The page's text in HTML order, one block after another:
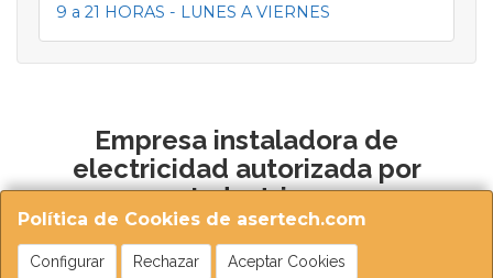
Política de Cookies de asertech.com
Configurar Rechazar Aceptar Cookies
9 a 21 HORAS - LUNES A VIERNES
Empresa instaladora de
electricidad autorizada por
Industria